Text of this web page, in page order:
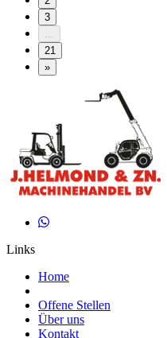
3
...
21
»
Links
Home
Offene Stellen
Über uns
Kontakt